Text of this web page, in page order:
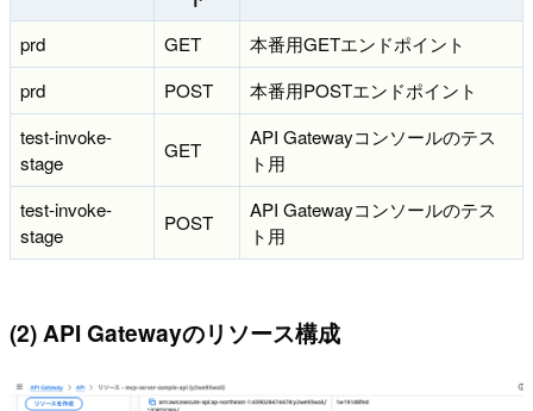
prd GET
本番用GETエンドポイント
prd
POST
本番用POSTエンドポイント
test-invoke-
stage
GET
API Gatewayコンソールのテス
ト用
test-invoke-
stage
POST
API Gatewayコンソールのテス
ト用
(2) API Gatewayのリソース構成